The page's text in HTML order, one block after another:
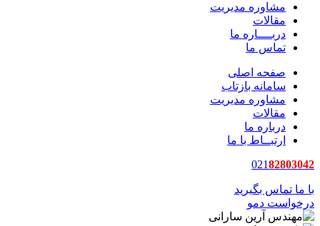
مشاوره مدیریت
مقالات
دربــــاره ما
تماس ما
صفحه اصلی
سامانه بازتاب
مشاوره مدیریت
مقالات
درباره ما
ارتبــاط با ما
02182803042
با ما تماس بگیرید
درخواست دمو